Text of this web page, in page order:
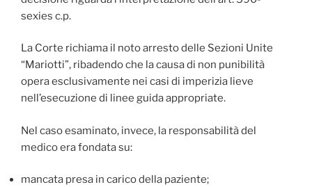
sexies c.p.
La Corte richiama il noto arresto delle Sezioni Unite
“Mariotti”, ribadendo che la causa di non punibilità
opera esclusivamente nei casi di imperizia lieve
nell’esecuzione di linee guida appropriate.
Nel caso esaminato, invece, la responsabilità del
medico era fondata su:
mancata presa in carico della paziente;